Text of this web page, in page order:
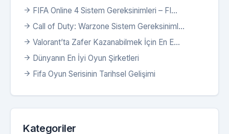
FIFA Online 4 Sistem Gereksinimleri – FI...
Call of Duty: Warzone Sistem Gereksiniml...
Valorant’ta Zafer Kazanabilmek İçin En E...
Dünyanın En İyi Oyun Şirketleri
Fifa Oyun Serisinin Tarihsel Gelişimi
Kategoriler